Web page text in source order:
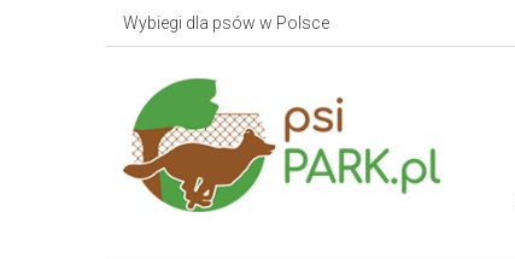
Wybiegi dla psów w Polsce